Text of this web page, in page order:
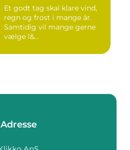
Et godt tag skal klare vind,
regn og frost i mange år.
Samtidig vil mange gerne
vælge l&...
Adresse